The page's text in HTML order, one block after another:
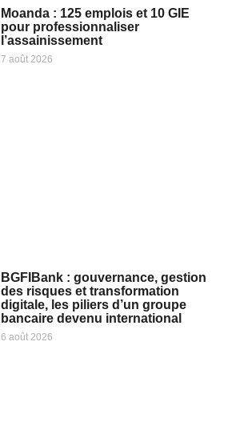
Moanda : 125 emplois et 10 GIE
pour professionnaliser
l’assainissement
7 août 2026
BGFIBank : gouvernance, gestion
des risques et transformation
digitale, les piliers d’un groupe
bancaire devenu international
6 août 2026